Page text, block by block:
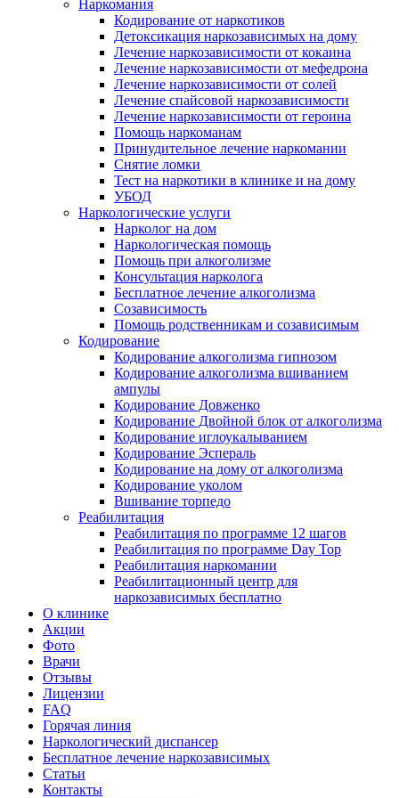
Наркомания
Кодирование от наркотиков
Детоксикация наркозависимых на дому
Лечение наркозависимости от кокаина
Лечение наркозависимости от мефедрона
Лечение наркозависимости от солей
Лечение спайсовой наркозависимости
Лечение наркозависимости от героина
Помощь наркоманам
Принудительное лечение наркомании
Снятие ломки
Тест на наркотики в клинике и на дому
УБОД
Наркологические услуги
Нарколог на дом
Наркологическая помощь
Помощь при алкоголизме
Консультация нарколога
Бесплатное лечение алкоголизма
Созависимость
Помощь родственникам и созависимым
Кодирование
Кодирование алкоголизма гипнозом
Кодирование алкоголизма вшиванием
ампулы
Кодирование Довженко
Кодирование Двойной блок от алкоголизма
Кодирование иглоукалыванием
Кодирование Эспераль
Кодирование на дому от алкоголизма
Кодирование уколом
Вшивание торпедо
Реабилитация
Реабилитация по программе 12 шагов
Реабилитация по программе Day Top
Реабилитация наркомании
Реабилитационный центр для
наркозависимых бесплатно
О клинике
Акции
Фото
Врачи
Отзывы
Лицензии
FAQ
Горячая линия
Наркологический диспансер
Бесплатное лечение наркозависимых
Статьи
Контакты